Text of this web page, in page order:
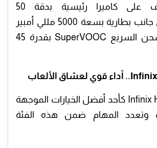
ويحتوي الهاتف على كاميرا رئيسية بدقة 50
ميجابكسل، إلى جانب بطارية بسعة 5000 مللي أمبير
تدعم تقنية الشحن السريع SuperVOOC بقدرة 45
يبرز Infinix Hot 40 Pro كأحد أفضل الخيارات الموجهة
وتعدد المهام ضمن هذه الفئة